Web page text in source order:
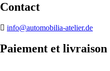
Contact
info@automobilia-atelier.de
Paiement et livraison